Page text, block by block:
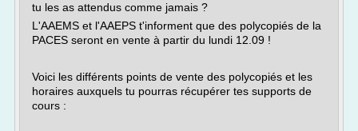
tu les as attendus comme jamais ?
L'AAEMS et l'AAEPS t'informent que des polycopiés de la
PACES seront en vente à partir du lundi 12.09 !
Voici les différents points de vente des polycopiés et les
horaires auxquels tu pourras récupérer tes supports de
cours :